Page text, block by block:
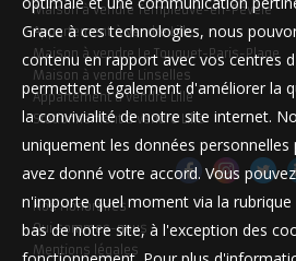
Maison à vendre Templeuve-en-Pévèle
Appartement à vendre Lille
Maison à vendre Le Touquet-Paris-Plage
Maison à vendre Linselles
Appartement à vendre Lille
Stationnement à vendre Lille
Nos Honoraires
Qui sommes-nous
Mentions légales
Grace à ces technologies, nous
contenu en rapport avec vos centres
permettent également d'améliorer la
la convivialité de notre site internet.
uniquement les données personnelles
avez donné votre accord. Vous
n'importe quel moment via la
bas de notre site, à l'exception des